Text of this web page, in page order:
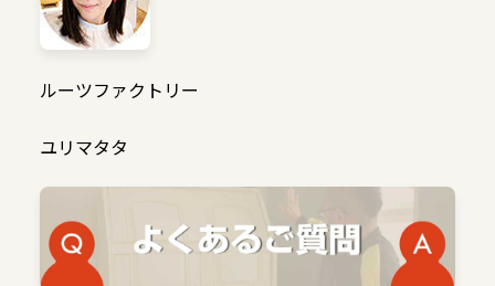
ルーツファクトリー
ユリマタタ